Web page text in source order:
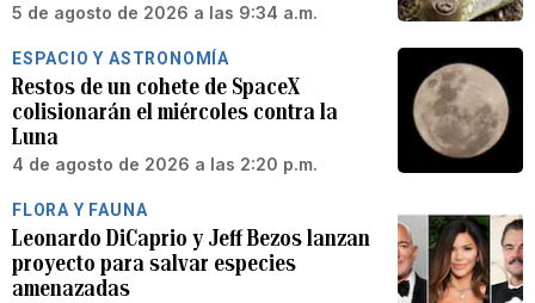
5 de agosto de 2026 a las 9:34 a.m.
ESPACIO Y ASTRONOMÍA
Restos de un cohete de SpaceX
colisionarán el miércoles contra la
Luna
4 de agosto de 2026 a las 2:20 p.m.
FLORA Y FAUNA
Leonardo DiCaprio y Jeff Bezos lanzan
proyecto para salvar especies
amenazadas